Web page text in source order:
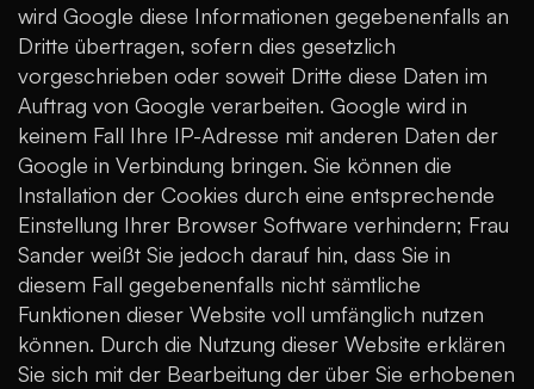
wird Google diese Informationen gegebenenfalls an
Dritte übertragen, sofern dies gesetzlich
vorgeschrieben oder soweit Dritte diese Daten im
Auftrag von Google verarbeiten. Google wird in
keinem Fall Ihre IP-Adresse mit anderen Daten der
Google in Verbindung bringen. Sie können die
Installation der Cookies durch eine entsprechende
Einstellung Ihrer Browser Software verhindern; Frau
Sander weißt Sie jedoch darauf hin, dass Sie in
diesem Fall gegebenenfalls nicht sämtliche
Funktionen dieser Website voll umfänglich nutzen
können. Durch die Nutzung dieser Website erklären
Sie sich mit der Bearbeitung der über Sie erhobenen